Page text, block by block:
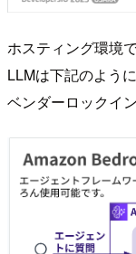
ホスティング環境
LLMは下記のよう
ベンダーロックイ